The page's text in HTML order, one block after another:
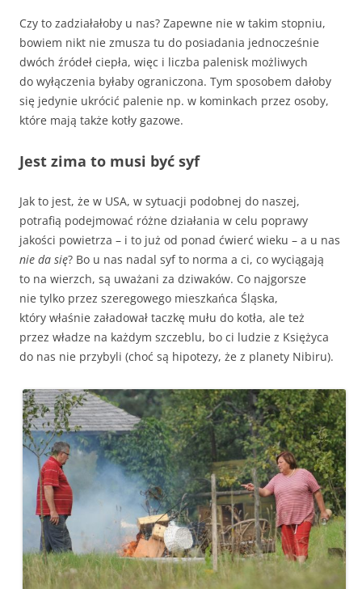
Czy to zadziałałoby u nas? Zapewne nie w takim stopniu,
bowiem nikt nie zmusza tu do posiadania jednocześnie
dwóch źródeł ciepła, więc i liczba palenisk możliwych
do wyłączenia byłaby ograniczona. Tym sposobem dałoby
się jedynie ukrócić palenie np. w kominkach przez osoby,
które mają także kotły gazowe.
Jest zima to musi być syf
Jak to jest, że w USA, w sytuacji podobnej do naszej,
potrafią podejmować różne działania w celu poprawy
jakości powietrza – i to już od ponad ćwierć wieku – a u nas
nie da się? Bo u nas nadal syf to norma a ci, co wyciągają
to na wierzch, są uważani za dziwaków. Co najgorsze
nie tylko przez szeregowego mieszkańca Śląska,
który właśnie załadował taczkę mułu do kotła, ale też
przez władze na każdym szczeblu, bo ci ludzie z Księżyca
do nas nie przybyli (choć są hipotezy, że z planety Nibiru).